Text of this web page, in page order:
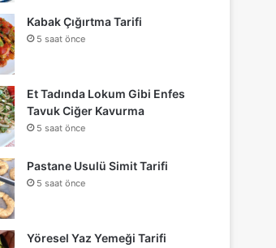
Kabak Çığırtma Tarifi
5 saat önce
Et Tadında Lokum Gibi Enfes
Tavuk Ciğer Kavurma
5 saat önce
Pastane Usulü Simit Tarifi
5 saat önce
Yöresel Yaz Yemeği Tarifi